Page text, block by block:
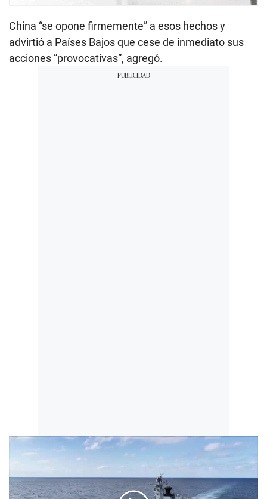
China “se opone firmemente” a esos hechos y
advirtió a Países Bajos que cese de inmediato sus
acciones “provocativas”, agregó.